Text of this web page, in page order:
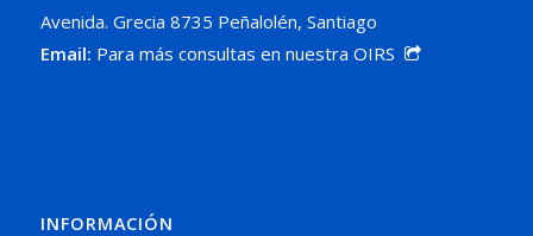
Avenida. Grecia 8735 Peñalolén, Santiago
Email: Para más consultas en nuestra OIRS
INFORMACIÓN